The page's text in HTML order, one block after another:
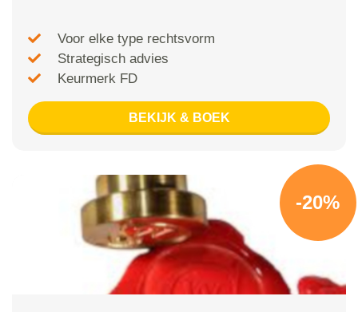
Voor elke type rechtsvorm
Strategisch advies
Keurmerk FD
BEKIJK & BOEK
-20%